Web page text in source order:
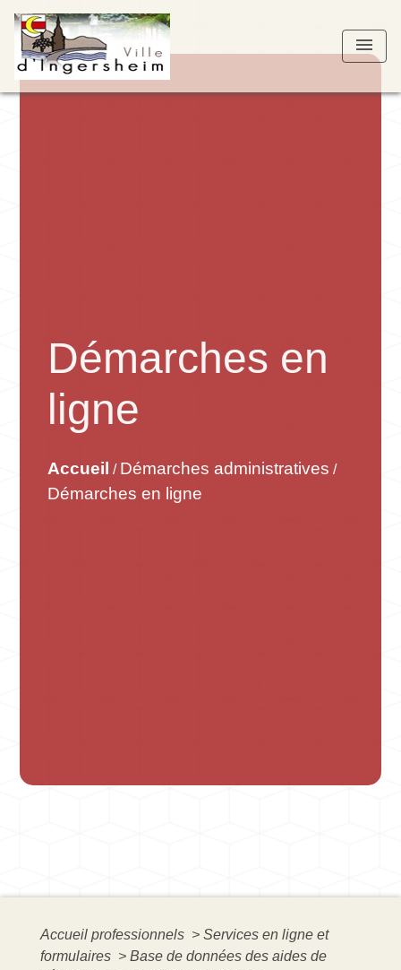
menu
Démarches en
ligne
Accueil / Démarches administratives /
Démarches en ligne
Accueil professionnels > Services en ligne et
formulaires > Base de données des aides de